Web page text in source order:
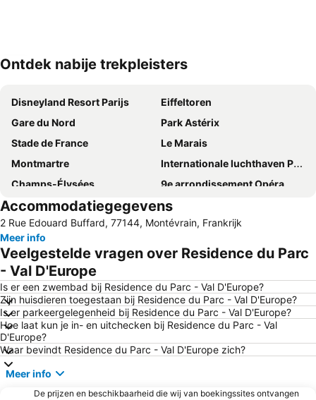
Kaart uitvouwen
Ontdek nabije trekpleisters
Disneyland Resort Parijs
Eiffeltoren
Gare du Nord
Park Astérix
Stade de France
Le Marais
Montmartre
Internationale luchthaven Parijs-Charles de Gaulle
Champs-Élysées
9e arrondissement Opéra
Bercy
8e arrondissement Champs-Élysées
1e arrondissement Louvre
Arc de Triomphe (Parijs)
7th district Palais Bourbon
6th district Luxembourg
10th district Entrepôt
18th district la Butte-Montmartre
Luchthaven Orly
15th district Vaugirard
Paris Expo Porte de Versailles
Stadion Roland-Garros
5th district Panthéon
16th district Passy
Gare du Nord Metro Station
Louvre
La Défense
Moulin Rouge
Accommodatiegegevens
2 Rue Edouard Buffard, 77144, Montévrain, Frankrijk
Meer info
Veelgestelde vragen over Residence du Parc
- Val D'Europe
Is er een zwembad bij Residence du Parc - Val D'Europe?
Zijn huisdieren toegestaan bij Residence du Parc - Val D'Europe?
Is er parkeergelegenheid bij Residence du Parc - Val D'Europe?
Hoe laat kun je in- en uitchecken bij Residence du Parc - Val
D'Europe?
Waar bevindt Residence du Parc - Val D'Europe zich?
Meer info
De prijzen en beschikbaarheid die wij van boekingssites ontvangen